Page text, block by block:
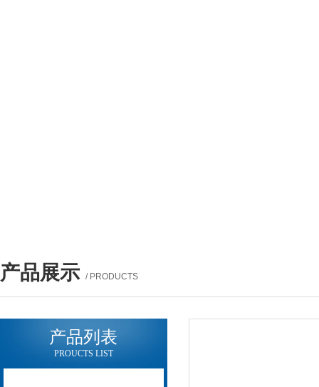
产品展示 / PRODUCTS
产品列表
PROUCTS LIST